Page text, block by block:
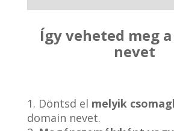
Így veheted meg
nevet
1. Döntsd el melyik
domain nevet.